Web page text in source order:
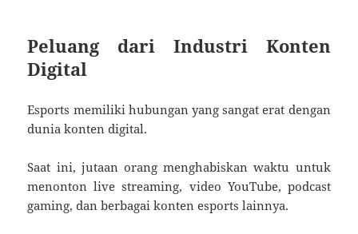
Peluang dari Industri Konten
Digital
Esports memiliki hubungan yang sangat erat dengan
dunia konten digital.
Saat ini, jutaan orang menghabiskan waktu untuk
menonton live streaming, video YouTube, podcast
gaming, dan berbagai konten esports lainnya.